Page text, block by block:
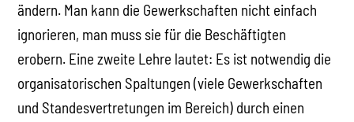
ändern. Man kann die Gewerkschaften nicht einfach
ignorieren, man muss sie für die Beschäftigten
erobern. Eine zweite Lehre lautet: Es ist notwendig die
organisatorischen Spaltungen (viele Gewerkschaften
und Standesvertretungen im Bereich) durch einen